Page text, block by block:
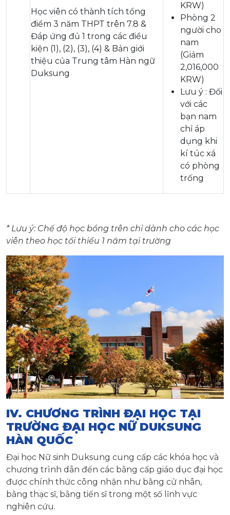
Học viên có thành tích tổng
điểm 3 năm THPT trên 7.8 &
Đáp ứng đủ 1 trong các điều
kiện (1), (2), (3), (4) & Bản giới
thiệu của Trung tâm Hàn ngữ
Duksung
KRW)
Phòng 2
người cho
nam
(Giảm
2,016,000
KRW)
Lưu ý : Đối
với các
bạn nam
chỉ áp
dụng khi
kí túc xá
có phòng
trống
* Lưu ý: Chế độ học bổng trên chỉ dành cho các học
viên theo học tối thiểu 1 năm tại trường
IV. CHƯƠNG TRÌNH ĐẠI HỌC TẠI
TRƯỜNG ĐẠI HỌC NỮ DUKSUNG
HÀN QUỐC
Đại học Nữ sinh Duksung cung cấp các khóa học và
chương trình dẫn đến các bằng cấp giáo dục đại học
được chính thức công nhận như bằng cử nhân,
bằng thạc sĩ, bằng tiến sĩ trong một số lĩnh vực
nghiên cứu.